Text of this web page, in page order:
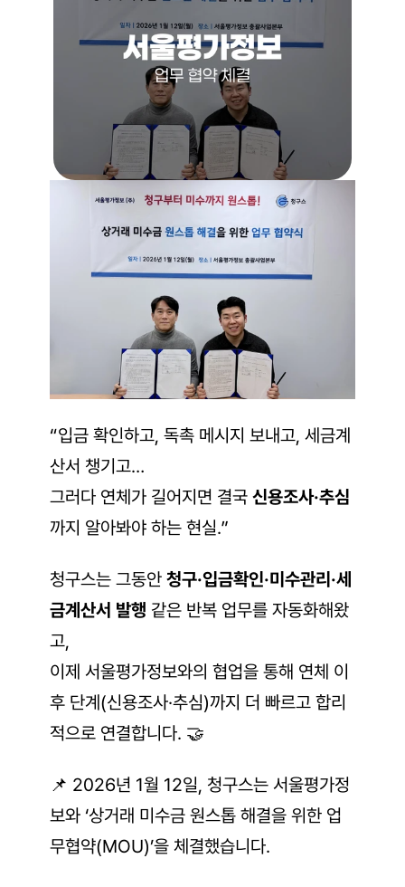
“입금 확인하고, 독촉 메시지 보내고, 세금계
산서 챙기고…
그러다 연체가 길어지면 결국 신용조사·추심
까지 알아봐야 하는 현실.”
청구스는 그동안 청구·입금확인·미수관리·세
금계산서 발행 같은 반복 업무를 자동화해왔
고,
이제 서울평가정보와의 협업을 통해 연체 이
후 단계(신용조사·추심)까지 더 빠르고 합리
적으로 연결합니다. 🤝
📌 2026년 1월 12일, 청구스는 서울평가정
보와 ‘상거래 미수금 원스톱 해결을 위한 업
무협약(MOU)’을 체결했습니다.